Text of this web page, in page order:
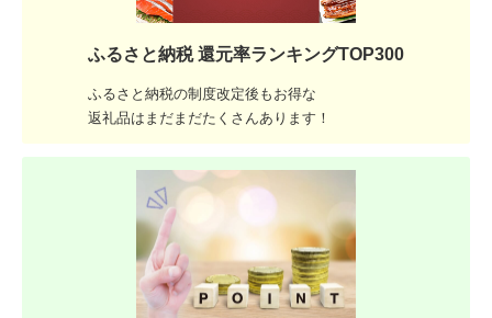
ふるさと納税 還元率ランキングTOP300
ふるさと納税の制度改定後もお得な
返礼品はまだまだたくさんあります！